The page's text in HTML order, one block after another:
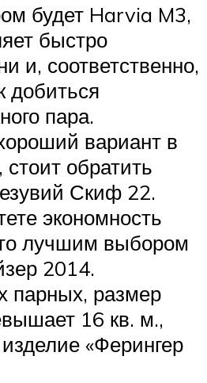
будет Harvia M3,
быстро
и, соответственно,
добиться
пара.
вариант в
обратить
Скиф 22.
экономность
лучшим выбором
2014.
парных, размер
16 кв. м.,
«Ферингер